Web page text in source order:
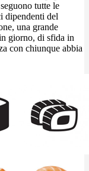
tutte le
dipendenti del
una grande
giorno, di sfida in
con chiunque abbia